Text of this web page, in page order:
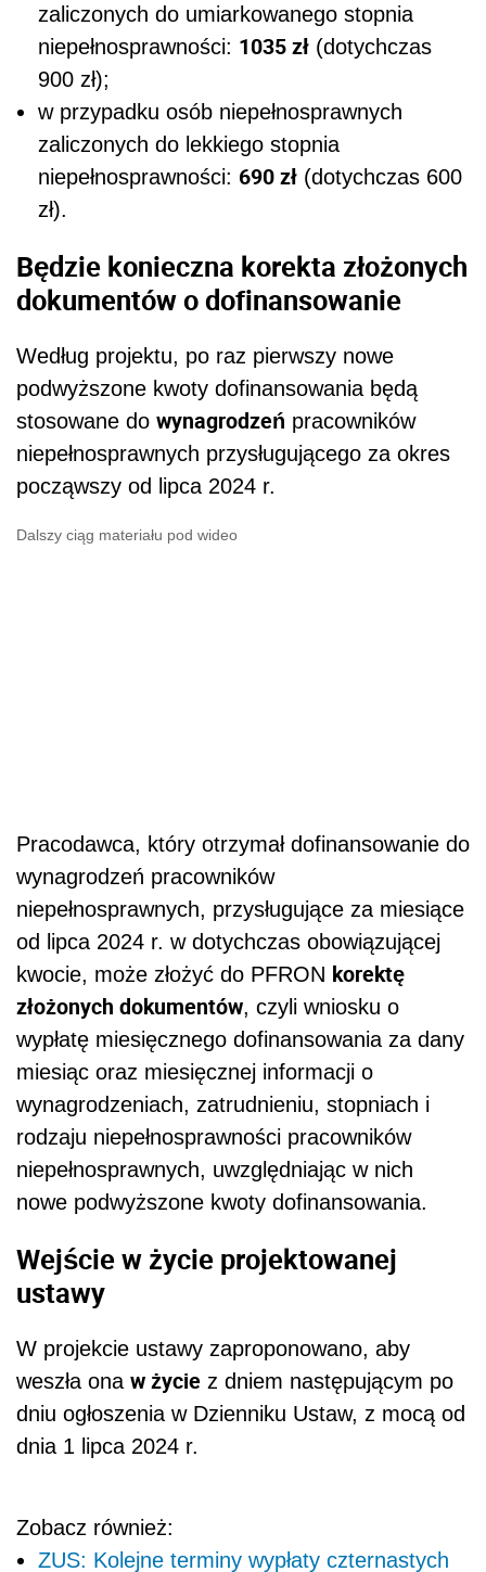
zaliczonych do umiarkowanego stopnia
niepełnosprawności: 1035 zł (dotychczas
900 zł);
w przypadku osób niepełnosprawnych
zaliczonych do lekkiego stopnia
niepełnosprawności: 690 zł (dotychczas 600
zł).
Będzie konieczna korekta złożonych
dokumentów o dofinansowanie
Według projektu, po raz pierwszy nowe
podwyższone kwoty dofinansowania będą
stosowane do wynagrodzeń pracowników
niepełnosprawnych przysługującego za okres
począwszy od lipca 2024 r.
Dalszy ciąg materiału pod wideo
Pracodawca, który otrzymał dofinansowanie do
wynagrodzeń pracowników
niepełnosprawnych, przysługujące za miesiące
od lipca 2024 r. w dotychczas obowiązującej
kwocie, może złożyć do PFRON korektę
złożonych dokumentów, czyli wniosku o
wypłatę miesięcznego dofinansowania za dany
miesiąc oraz miesięcznej informacji o
wynagrodzeniach, zatrudnieniu, stopniach i
rodzaju niepełnosprawności pracowników
niepełnosprawnych, uwzględniając w nich
nowe podwyższone kwoty dofinansowania.
Wejście w życie projektowanej
ustawy
W projekcie ustawy zaproponowano, aby
weszła ona w życie z dniem następującym po
dniu ogłoszenia w Dzienniku Ustaw, z mocą od
dnia 1 lipca 2024 r.
Zobacz również:
ZUS: Kolejne terminy wypłaty czternastych